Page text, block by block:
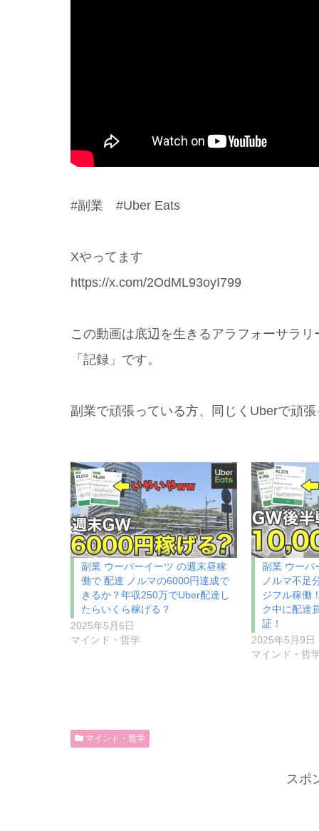
#副業 #Uber Eats
Xやってます
https://x.com/2OdML93oyI799
この動画は底辺を生きるアラフォーサラ
「記録」です。
副業で頑張っている方、同じくUberで頑
副業 ウーバーイーツ の週末昼稼
働で 配達 ノルマの6000円達成で
きるか？年収250万でUber配達し
たらいくら稼げる？
2025年5月6日
マインド・哲学
副業 ウーバ
ノルマ不足
ジフル稼働
ク中に配達
証！
2025年5月9日
マインド・哲
マインド・哲学
スポ